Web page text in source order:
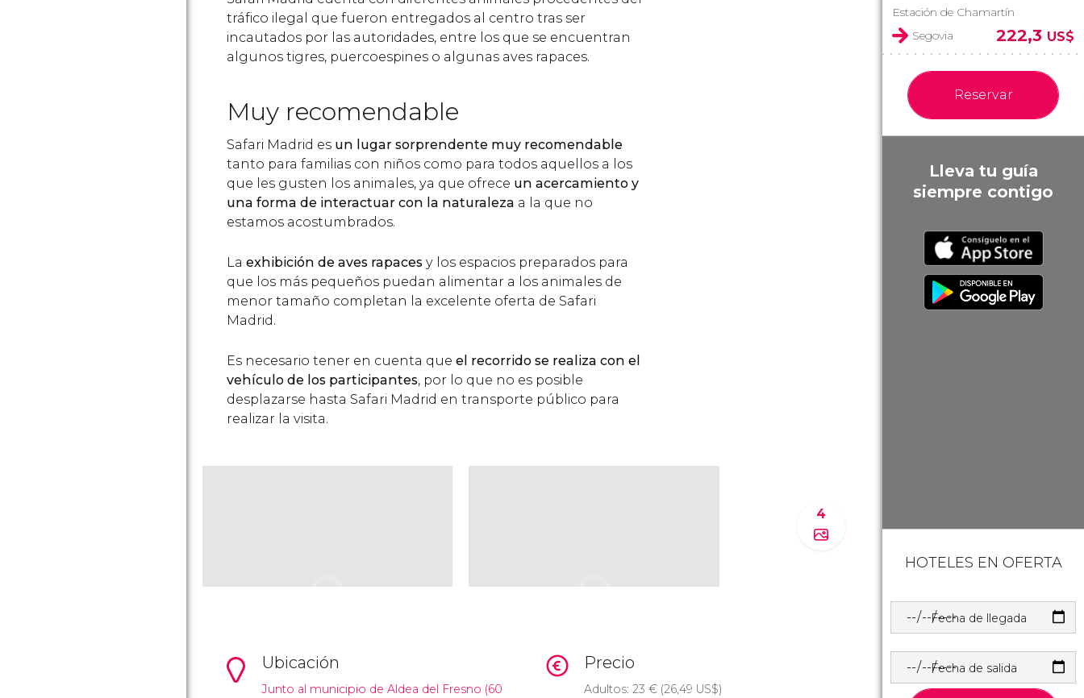
tráfico ilegal que fueron entregados al centro tras ser
incautados por las autoridades, entre los que se encuentran
algunos tigres, puercoespines o algunas aves rapaces.
Muy recomendable
Safari Madrid es un lugar sorprendente muy recomendable
tanto para familias con niños como para todos aquellos a los
que les gusten los animales, ya que ofrece un acercamiento y
una forma de interactuar con la naturaleza a la que no
estamos acostumbrados.
La exhibición de aves rapaces y los espacios preparados para
que los más pequeños puedan alimentar a los animales de
menor tamaño completan la excelente oferta de Safari
Madrid.
Es necesario tener en cuenta que el recorrido se realiza con el
vehículo de los participantes, por lo que no es posible
desplazarse hasta Safari Madrid en transporte público para
realizar la visita.
4
Ubicación
Junto al municipio de Aldea del Fresno (60
Precio
Adultos: 23 €(26,49 US$)
Estación de Chamartín
Segovia
222,3 US$
Reservar
Lleva tu guía
siempre contigo
HOTELES EN OFERTA
Fecha de llegada
Fecha de salida